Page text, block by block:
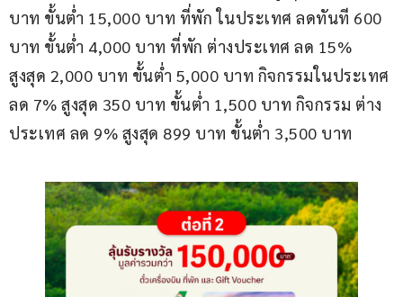
บาท ขั้นต่ำ 15,000 บาท ที่พัก ในประเทศ ลดทันที 600
บาท ขั้นต่ำ 4,000 บาท ที่พัก ต่างประเทศ ลด 15%
สูงสุด 2,000 บาท ขั้นต่ำ 5,000 บาท กิจกรรมในประเทศ
ลด 7% สูงสุด 350 บาท ขั้นต่ำ 1,500 บาท กิจกรรม ต่าง
ประเทศ ลด 9% สูงสุด 899 บาท ขั้นต่ำ 3,500 บาท